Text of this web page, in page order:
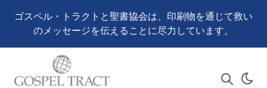
ゴスペル・トラクトと聖書協会は、印刷物を通じて救い
のメッセージを伝えることに尽力しています。